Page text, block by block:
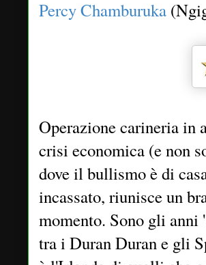
Percy Chamburuka
Operazione carineria in
crisi economica (e non
dove il bullismo è di
incassato, riunisce un
momento. Sono gli
tra i Duran Duran e gli